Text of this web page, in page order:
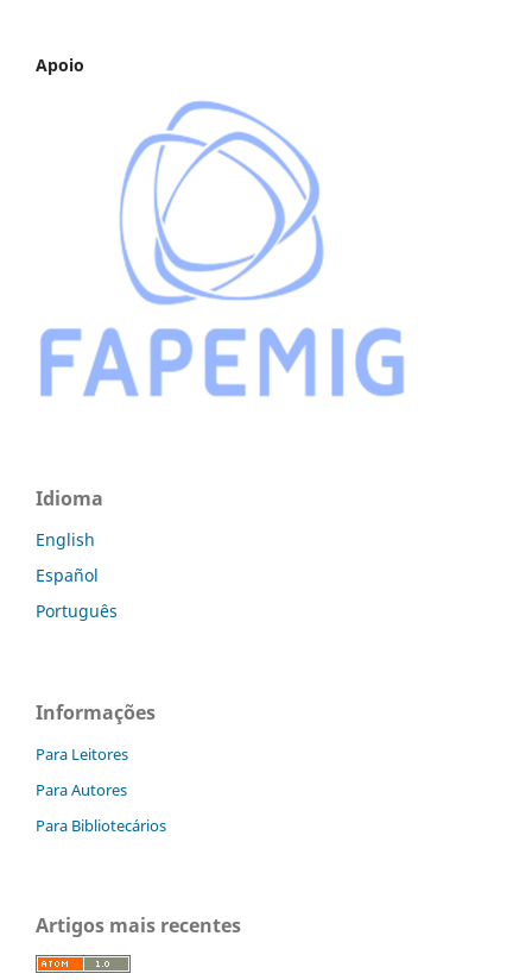
Apoio
Idioma
English
Español
Português
Informações
Para Leitores
Para Autores
Para Bibliotecários
Artigos mais recentes